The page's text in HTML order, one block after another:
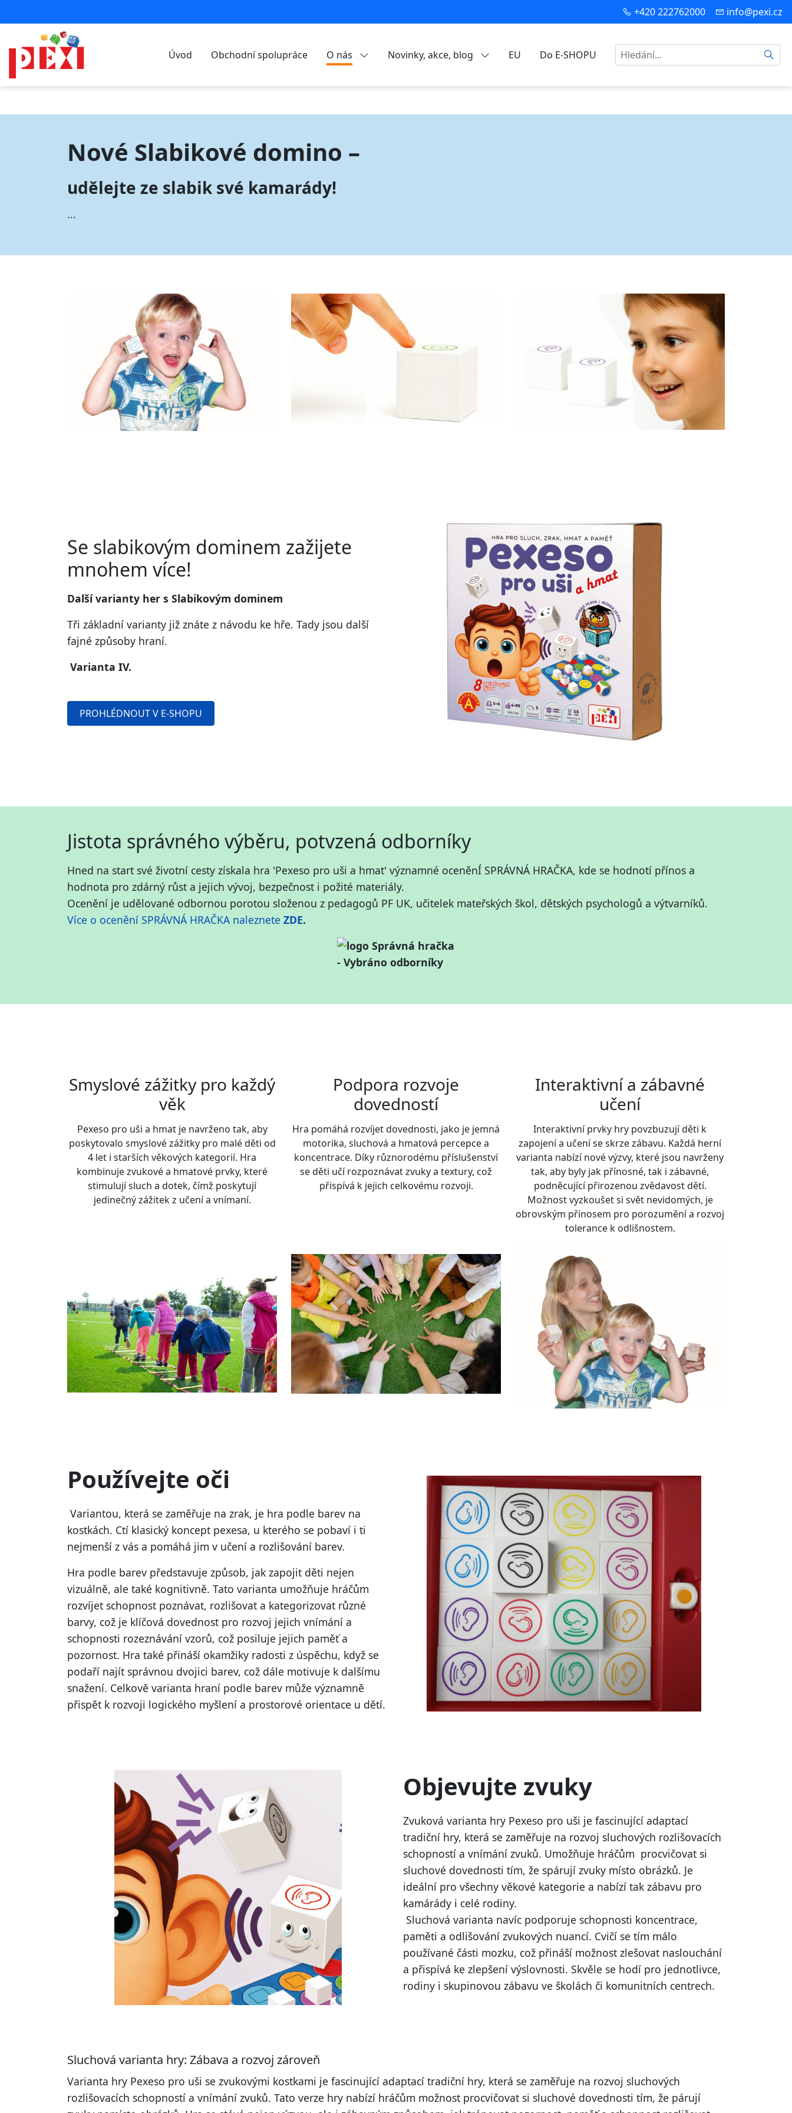
+420 222762000 info@pexi.cz
Úvod Obchodní spolupráce O nás Novinky, akce, blog EU Do E-SHOPU Hledat
Nové Slabikové domino –
udělejte ze slabik své kamarády!
...
Se slabikovým dominem zažijete
mnohem více!
Další varianty her s Slabikovým dominem
Tři základní varianty již znáte z návodu ke hře. Tady jsou další
fajné způsoby hraní.
Varianta IV.
PROHLÉDNOUT V E-SHOPU
Jistota správného výběru, potvzená odborníky
Hned na start své životní cesty získala hra 'Pexeso pro uši a hmat' významné oceněnÍ SPRÁVNÁ HRAČKA, kde se hodnotí přínos a
hodnota pro zdárný růst a jejich vývoj, bezpečnost i požité materiály.
Ocenění je udělované odbornou porotou složenou z pedagogů PF UK, učitelek mateřských škol, dětských psychologů a výtvarníků.
Více o ocenění SPRÁVNÁ HRAČKA naleznete ZDE.
Smyslové zážitky pro každý
věk
Pexeso pro uši a hmat je navrženo tak, aby
poskytovalo smyslové zážitky pro malé děti od
4 let i starších věkových kategorií. Hra
kombinuje zvukové a hmatové prvky, které
stimulují sluch a dotek, čímž poskytují
jedinečný zážitek z učení a vnímaní.
Podpora rozvoje
dovedností
Hra pomáhá rozvíjet dovednosti, jako je jemná
motorika, sluchová a hmatová percepce a
koncentrace. Díky různorodému příslušenství
se děti učí rozpoznávat zvuky a textury, což
přispívá k jejich celkovému rozvoji.
Interaktivní a zábavné
učení
Interaktivní prvky hry povzbuzují děti k
zapojení a učení se skrze zábavu. Každá herní
varianta nabízí nové výzvy, které jsou navrženy
tak, aby byly jak přínosné, tak i zábavné,
podněcující přirozenou zvědavost dětí.
Možnost vyzkoušet si svět nevidomých, je
obrovským přínosem pro porozumění a rozvoj
tolerance k odlišnostem.
Používejte oči
Variantou, která se zaměřuje na zrak, je hra podle barev na
kostkách. Ctí klasický koncept pexesa, u kterého se pobaví i ti
nejmenší z vás a pomáhá jim v učení a rozlišování barev.
Hra podle barev představuje způsob, jak zapojit děti nejen
vizuálně, ale také kognitivně. Tato varianta umožňuje hráčům
rozvíjet schopnost poznávat, rozlišovat a kategorizovat různé
barvy, což je klíčová dovednost pro rozvoj jejich vnímání a
schopnosti rozeznávání vzorů, což posiluje jejich paměť a
pozornost. Hra také přináší okamžiky radosti z úspěchu, když se
podaří najít správnou dvojici barev, což dále motivuje k dalšímu
snažení. Celkově varianta hraní podle barev může významně
přispět k rozvoji logického myšlení a prostorové orientace u dětí.
Objevujte zvuky
Zvuková varianta hry Pexeso pro uši je fascinující adaptací
tradiční hry, která se zaměřuje na rozvoj sluchových rozlišovacích
schopností a vnímání zvuků. Umožňuje hráčům procvičovat si
sluchové dovednosti tím, že spárují zvuky místo obrázků. Je
ideální pro všechny věkové kategorie a nabízí tak zábavu pro
kamárády i celé rodiny.
Sluchová varianta navíc podporuje schopnosti koncentrace,
paměti a odlišování zvukových nuancí. Cvičí se tím málo
používané části mozku, což přináší možnost zlešovat naslouchání
a přispívá ke zlepšení výslovnosti. Skvěle se hodí pro jednotlivce,
rodiny i skupinovou zábavu ve školách či komunitních centrech.
Sluchová varianta hry: Zábava a rozvoj zároveň
Varianta hry Pexeso pro uši se zvukovými kostkami je fascinující adaptací tradiční hry, která se zaměřuje na rozvoj sluchových
rozlišovacích schopností a vnímání zvuků. Tato verze hry nabízí hráčům možnost procvičovat si sluchové dovednosti tím, že párují